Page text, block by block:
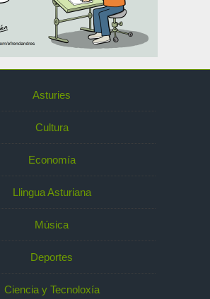
Asturies
Cultura
Economía
Llingua Asturiana
Música
Deportes
Ciencia y Tecnoloxía